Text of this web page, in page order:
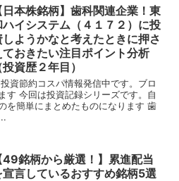
日本株銘柄】歯科関連企業！東
ハイシステム（４１７２）に投
しようかなと考えたときに押さ
ておきたい注目ポイント分析
投資歴２年目）
資節約コスパ情報発信中です。ブロ
す 今回は投資記録シリーズです。自
を簡単にまとめたものになります 歯
49銘柄から厳選！】累進配当
宣言しているおすすめ銘柄5選